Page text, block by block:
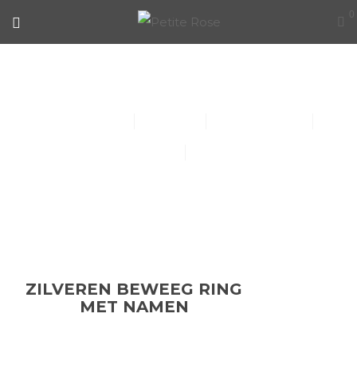
0
ZILVEREN BEWEEG RING
MET NAMEN